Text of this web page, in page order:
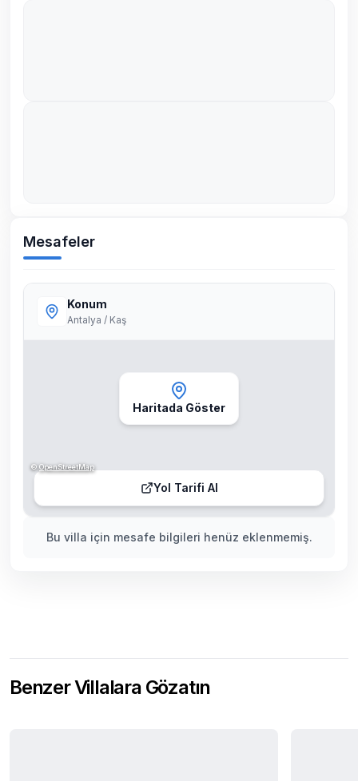
Mesafeler
Bu villa için mesafe bilgileri henüz eklenmemiş.
Konum
Antalya / Kaş
Haritada Göster
Yol Tarifi Al
©OpenStreetMap
Benzer Villalara Gözatın